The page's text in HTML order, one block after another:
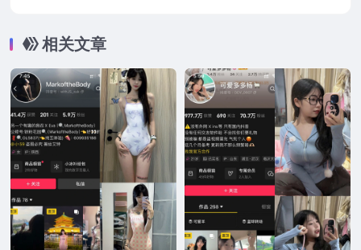
相关文章